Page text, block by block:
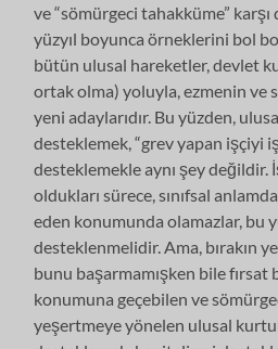
ve “sömürgeci tahakküme” karşı
yüzyıl boyunca örneklerini bol
bütün ulusal hareketler, devlet
ortak olma) yoluyla, ezmenin ve
yeni adaylarıdır. Bu yüzden,
desteklemek, “grev yapan işçiyi
desteklemekle aynı şey değildir.
oldukları sürece, sınıfsal
eden konumunda olamazlar, bu
desteklenmelidir. Ama, bırakın
bunu başarmamışken bile fırsat
konumuna geçebilen ve
yeşertmeye yönelen ulusal